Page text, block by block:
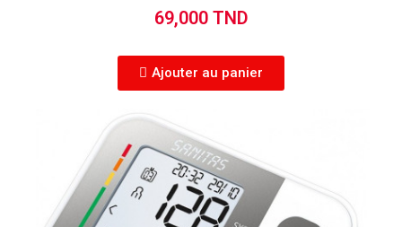
69,000 TND
Ajouter au panier